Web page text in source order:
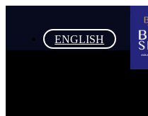
ENGLISH